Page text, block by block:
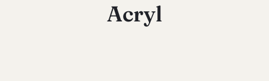
Acryl